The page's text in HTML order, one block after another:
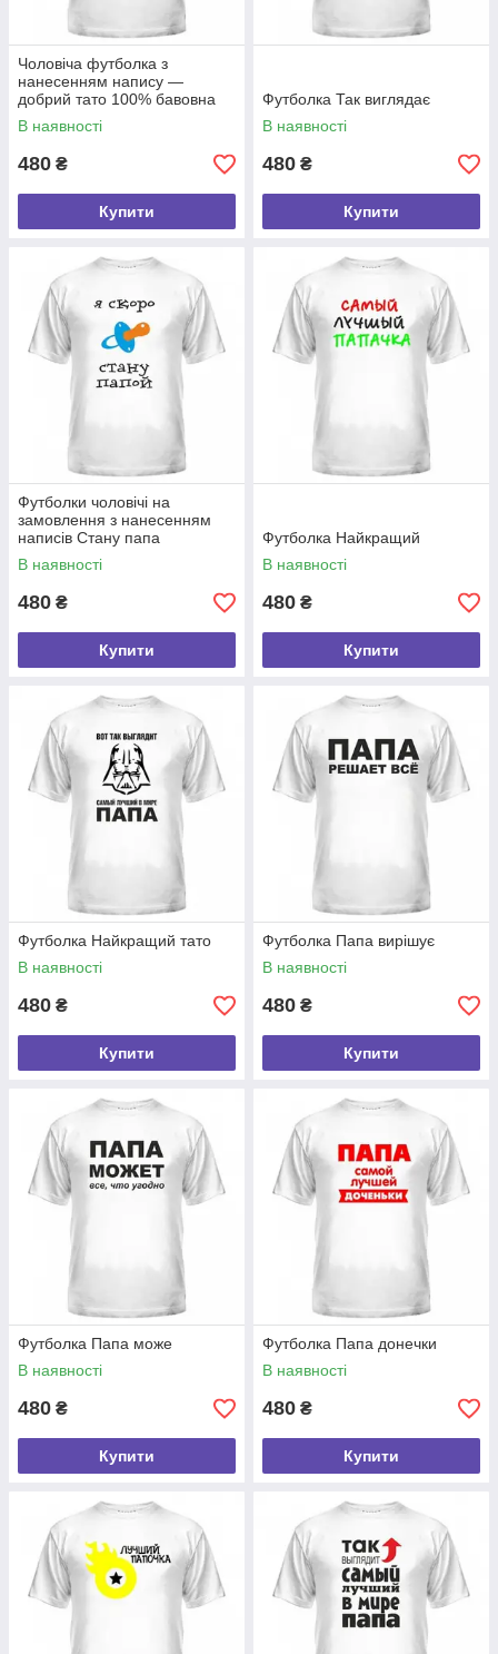
Чоловіча футболка з
нанесенням напису —
добрий тато 100% бавовна
В наявності
480 ₴
Купити
Футболка Так виглядає
В наявності
480 ₴
Купити
Футболки чоловічі на
замовлення з нанесенням
написів Стану папа
В наявності
480 ₴
Купити
Футболка Найкращий
В наявності
480 ₴
Купити
Футболка Найкращий тато
В наявності
480 ₴
Купити
Футболка Папа вирішує
В наявності
480 ₴
Купити
Футболка Папа може
В наявності
480 ₴
Купити
Футболка Папа донечки
В наявності
480 ₴
Купити